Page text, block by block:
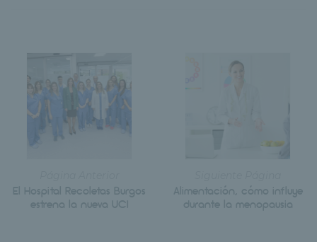
El Hospital Recoletas Burgos
estrena la nueva UCI
Alimentación, cómo influye
durante la menopausia